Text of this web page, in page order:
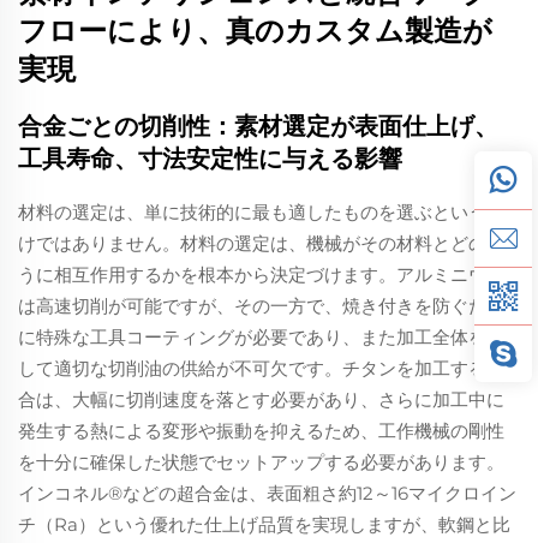
フローにより、真のカスタム製造が
実現
合金ごとの切削性：素材選定が表面仕上げ、
工具寿命、寸法安定性に与える影響
材料の選定は、単に技術的に最も適したものを選ぶというだ
けではありません。材料の選定は、機械がその材料とどのよ
うに相互作用するかを根本から決定づけます。アルミニウム
は高速切削が可能ですが、その一方で、焼き付きを防ぐため
に特殊な工具コーティングが必要であり、また加工全体を通
して適切な切削油の供給が不可欠です。チタンを加工する場
合は、大幅に切削速度を落とす必要があり、さらに加工中に
発生する熱による変形や振動を抑えるため、工作機械の剛性
を十分に確保した状態でセットアップする必要があります。
インコネル®などの超合金は、表面粗さ約12～16マイクロイン
チ（Ra）という優れた仕上げ品質を実現しますが、軟鋼と比